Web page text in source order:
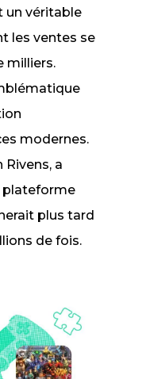
un véritable
les ventes se
milliers.
modernes.
Rivens, a
plateforme
plus tard
de fois.